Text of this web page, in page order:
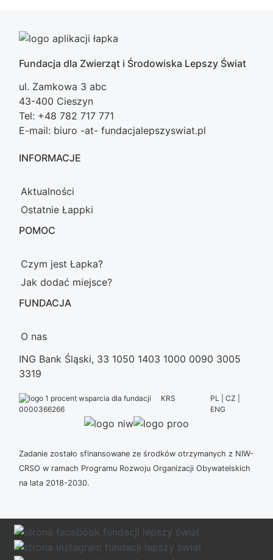
Fundacja dla Zwierząt i Środowiska Lepszy Świat
ul. Zamkowa 3 abc
43-400 Cieszyn
Tel: +48 782 717 771
E-mail: biuro -at- fundacjalepszyswiat.pl
INFORMACJE
Aktualności
Ostatnie Łappki
POMOC
Czym jest Łapka?
Jak dodać miejsce?
FUNDACJA
O nas
ING Bank Śląski, 33 1050 1403 1000 0090 3005
3319
KRS
0000366266
PL | CZ |
ENG
Zadanie zostało sfinansowane ze środków otrzymanych z NIW-
CRSO w ramach Programu Rozwoju Organizacji Obywatelskich
na lata 2018-2030.